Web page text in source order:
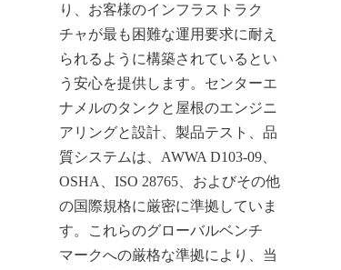
り、お客様のインフラストラク
チャが最も困難な運用要求に耐え
られるように構築されているとい
う安心を提供します。センターエ
ナメルのタンクと屋根のエンジニ
アリングと設計、製品テスト、品
質システムは、AWWA D103-09、
OSHA、ISO 28765、およびその他
の国際規格に厳密に準拠していま
す。これらのグローバルベンチ
マークへの厳格な準拠により、当